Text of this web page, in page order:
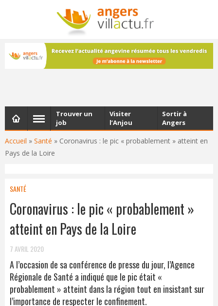
NEWSLETTER
Les dernières actualités d'Angers, chaque vendredi dans
votre boîte e-mail
Accueil » Santé » Coronavirus : le pic « probablement » atteint en
Pays de la Loire
Trouver un
job
Visiter
l’Anjou
Sortir à
Angers
SANTÉ
Coronavirus : le pic « probablement »
atteint en Pays de la Loire
7 AVRIL 2020
A l’occasion de sa conférence de presse du jour, l’Agence
Régionale de Santé a indiqué que le pic était «
probablement » atteint dans la région tout en insistant sur
l’importance de respecter le confinement.